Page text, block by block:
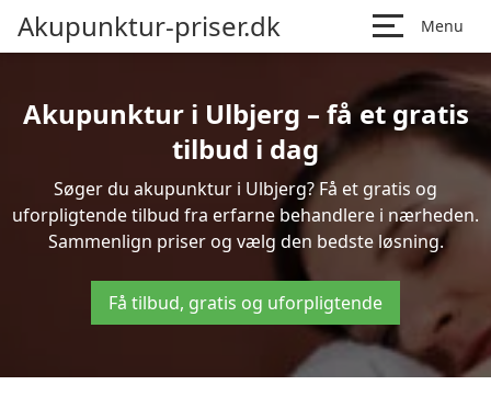
Akupunktur-priser.dk Menu
Akupunktur i Ulbjerg – få et gratis
tilbud i dag
Søger du akupunktur i Ulbjerg? Få et gratis og
uforpligtende tilbud fra erfarne behandlere i nærheden.
Sammenlign priser og vælg den bedste løsning.
Få tilbud, gratis og uforpligtende